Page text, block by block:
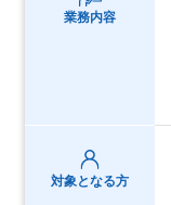
業務内容
対象となる方